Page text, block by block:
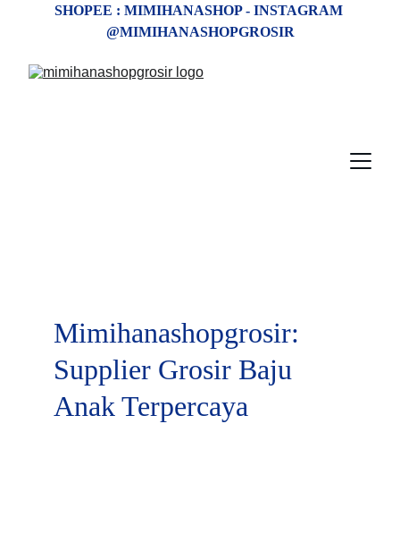
SHOPEE : MIMIHANASHOP - INSTAGRAM
@MIMIHANASHOPGROSIR
Mimihanashopgrosir:
Supplier Grosir Baju
Anak Terpercaya